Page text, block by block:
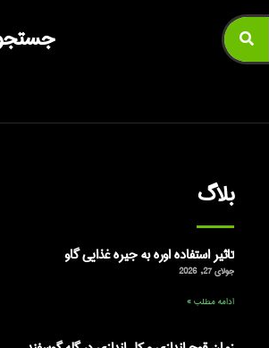
بلاگ
تاثیر استفاده اوره به جیره غذایی گاو
جولای 27, 2026
ادامه مطلب »